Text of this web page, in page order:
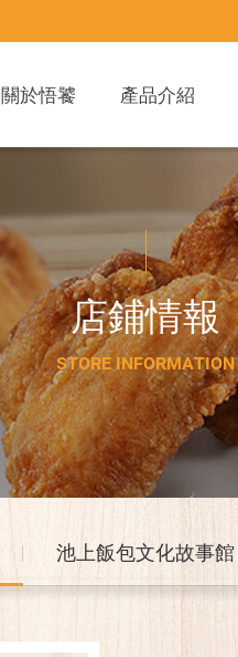
關於悟饕 產品介紹
店鋪情報
STORE INFORMATION
池上飯包文化故事館